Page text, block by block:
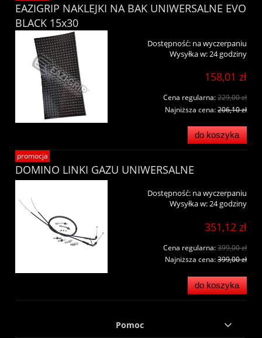
EAZIGRIP NAKLEJKI NA BAK UNIWERSALNE EVO
BLACK 15x30
Dostępność: na wyczerpaniu
Wysyłka w:24 godziny
158,01 zł
Cena regularna:229,00 zł
Najniższa cena:206,10 zł
do koszyka
DOMINO LINKI GAZU UNIWERSALNE
Dostępność: na wyczerpaniu
Wysyłka w:24 godziny
351,12 zł
Cena regularna:399,00 zł
Najniższa cena:399,00 zł
do koszyka
promocja
Pomoc